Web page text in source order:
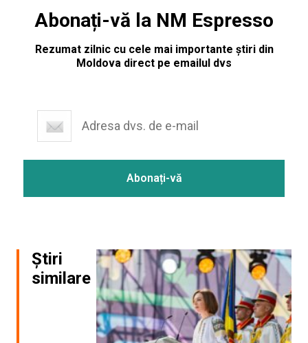
Abonați-vă la NM Espresso
Rezumat zilnic cu cele mai importante știri din
Moldova direct pe emailul dvs
Știri
similare